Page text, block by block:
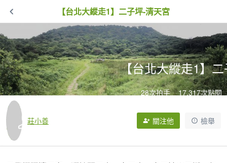
【台北大縱走1】二子坪-清天宮
【台北大縱走1】
28次拍手 17,317次點閱
莊小善 關注他 檢舉